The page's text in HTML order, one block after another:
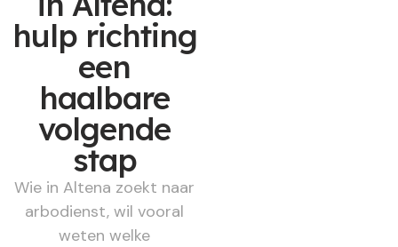
hulp richting
een
haalbare
volgende
stap
Wie in Altena zoekt naar
arbodienst, wil vooral
weten welke